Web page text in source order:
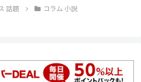
話題 コラム 小説